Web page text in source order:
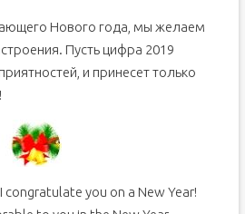
Нового года, мы желаем
Пусть цифра 2019
и принесет только
congratulate you on a New Year!